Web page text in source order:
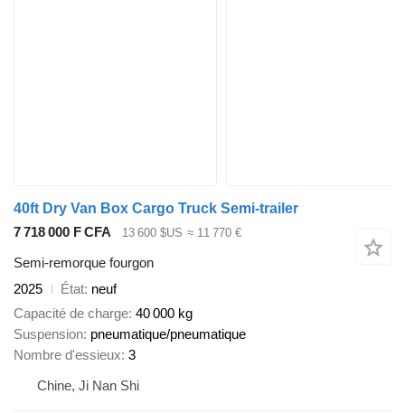
40ft Dry Van Box Cargo Truck Semi-trailer
7 718 000 F CFA
13 600 $US ≈ 11 770 €
Semi-remorque fourgon
2025
État neuf
Capacité de charge 40 000 kg
Suspension pneumatique/pneumatique
Nombre d'essieux 3
Chine, Ji Nan Shi